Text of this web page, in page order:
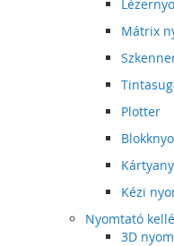
Mátrix
Plotter
Kézi
Nyomtató
3D